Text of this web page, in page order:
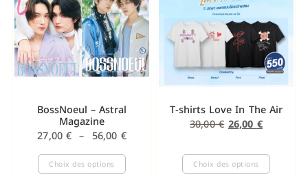
BossNoeul – Astral
Magazine
27,00€ – 56,00 €
Choix des options
T-shirts Love In The Air
30,00€ 26,00 €
Choix des options